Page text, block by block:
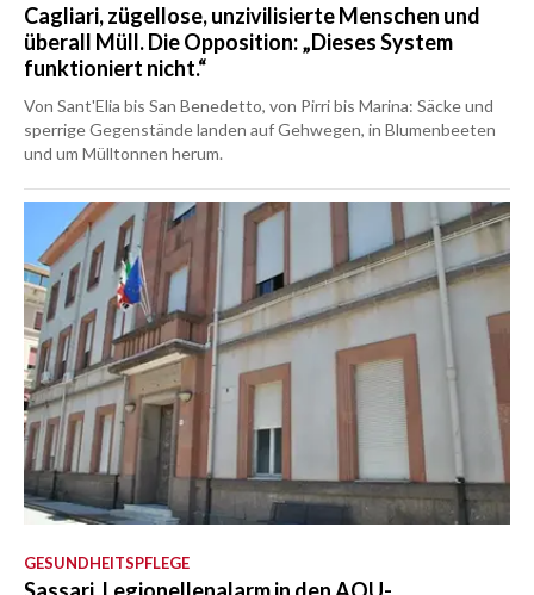
Cagliari, zügellose, unzivilisierte Menschen und
überall Müll. Die Opposition: „Dieses System
funktioniert nicht.“
Von Sant'Elia bis San Benedetto, von Pirri bis Marina: Säcke und
sperrige Gegenstände landen auf Gehwegen, in Blumenbeeten
und um Mülltonnen herum.
GESUNDHEITSPFLEGE